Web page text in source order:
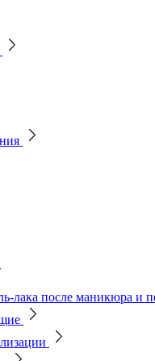
лака после маникюра и